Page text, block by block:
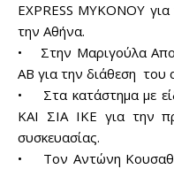
EXPRESS MYKONOY
την Αθήνα.
• Στην Μαριγούλα
AB για την διάθεση του
• Στα κατάστημα με
ΚΑΙ ΣΙΑ ΙΚΕ για την
συσκευασίας.
• Τον Αντώνη